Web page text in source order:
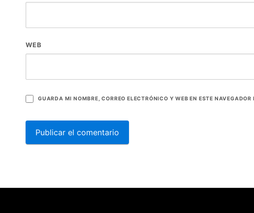
WEB
GUARDA MI NOMBRE, CORREO ELECTRÓNICO Y WEB EN ESTE